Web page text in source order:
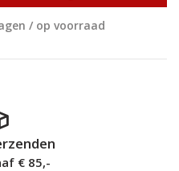
/ op voorraad
€ 85,-